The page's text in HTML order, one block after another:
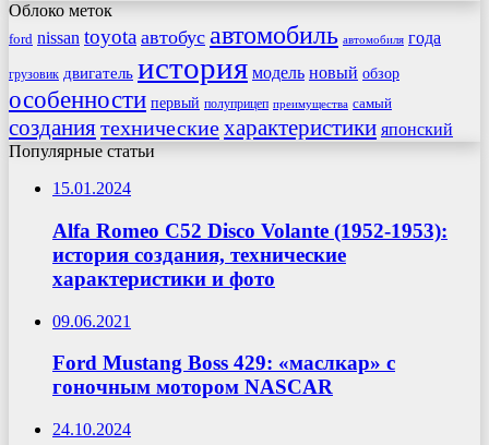
Облоко меток
ford nissan toyota автобус автомобиль автомобиля года
грузовик двигатель история модель новый обзор
особенности первый полуприцеп преимущества самый
созданиятехническиехарактеристики японский
Популярные статьи
15.01.2024
Alfa Romeo C52 Disco Volante (1952-1953):
история создания, технические
характеристики и фото
09.06.2021
Ford Mustang Boss 429: «маслкар» с
гоночным мотором NASCAR
24.10.2024